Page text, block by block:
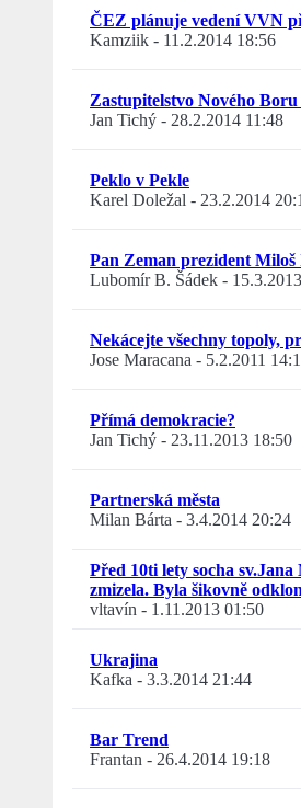
ČEZ plánuje vedení VVN
Kamziik - 11.2.2014 18:56
Zastupitelstvo Nového Boru
Jan Tichý - 28.2.2014 11:48
Peklo v Pekle
Karel Doležal - 23.2.2014
Pan Zeman prezident Miloš
Lubomír B. Šádek -
Nekácejte všechny topoly,
Jose Maracana - 5.2.2011
Přímá demokracie?
Jan Tichý - 23.11.2013 18:50
Partnerská města
Milan Bárta - 3.4.2014 20:24
Před 10ti lety socha sv.Jana
zmizela. Byla šikovně
vltavín - 1.11.2013 01:50
Ukrajina
Kafka - 3.3.2014 21:44
Bar Trend
Frantan - 26.4.2014 19:18